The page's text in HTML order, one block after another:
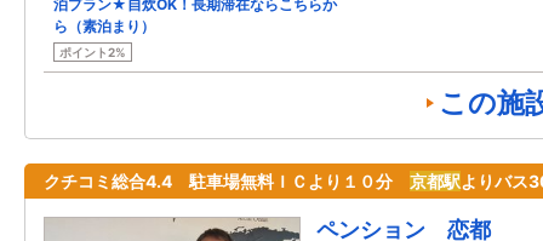
泊プラン★自炊OK！長期滞在ならこちらか
ら（素泊まり）
ポイント2%
この施
クチコミ総合4.4 駐車場無料ＩＣより１０分 京都駅よりバス
ペンション 恋都